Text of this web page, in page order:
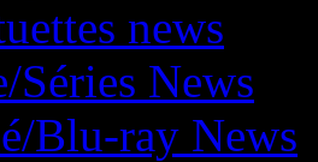
news
News
Blu-ray News